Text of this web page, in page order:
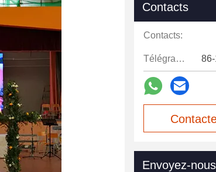
Contacts
Contacts:
Télégramme:
Envoyez-